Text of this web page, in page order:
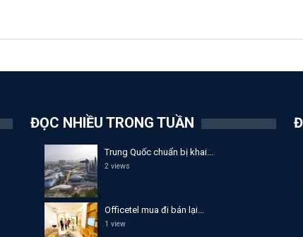
ĐỌC NHIỀU TRONG TUẦN
Trung Quốc chuẩn bị khai...
2 views
Officetel mua đi bán lại...
1 view